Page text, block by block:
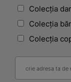
Colecția
Colecția
Colecția